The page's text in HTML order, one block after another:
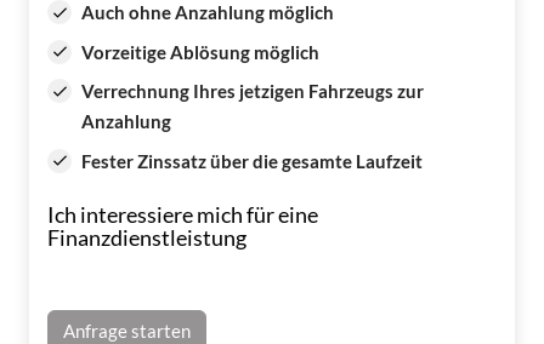
Auch ohne Anzahlung möglich
Vorzeitige Ablösung möglich
Verrechnung Ihres jetzigen Fahrzeugs zur
Anzahlung
Fester Zinssatz über die gesamte Laufzeit
Ich interessiere mich für eine
Finanzdienstleistung
Anfrage starten